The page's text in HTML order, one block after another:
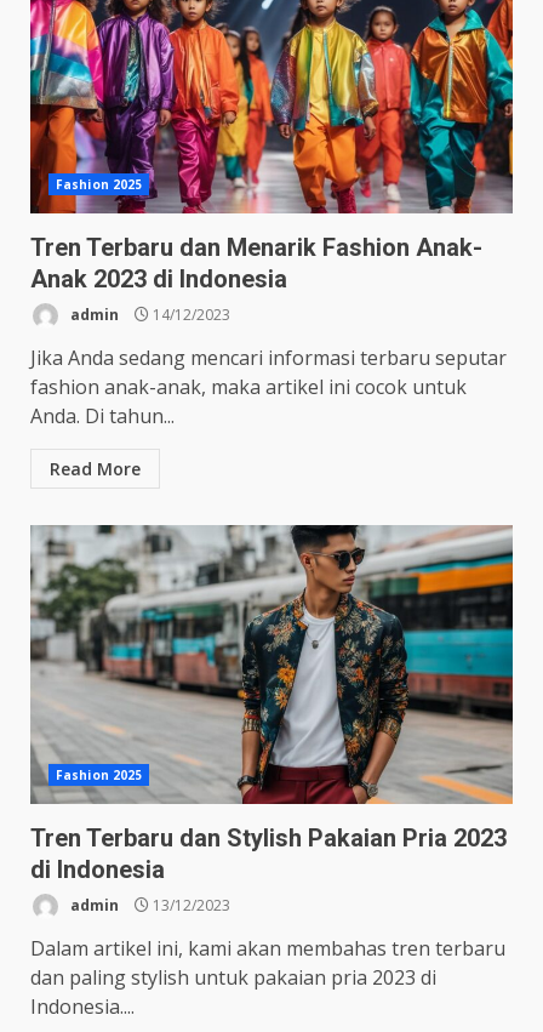
Fashion 2025
Tren Terbaru dan Menarik Fashion Anak-
Anak 2023 di Indonesia
admin 14/12/2023
Jika Anda sedang mencari informasi terbaru seputar
fashion anak-anak, maka artikel ini cocok untuk
Anda. Di tahun...
Read More
Fashion 2025
Tren Terbaru dan Stylish Pakaian Pria 2023
di Indonesia
admin 13/12/2023
Dalam artikel ini, kami akan membahas tren terbaru
dan paling stylish untuk pakaian pria 2023 di
Indonesia....